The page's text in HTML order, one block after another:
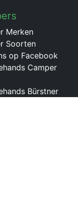
Merken
Soorten
op Facebook
Camper
Bürstner